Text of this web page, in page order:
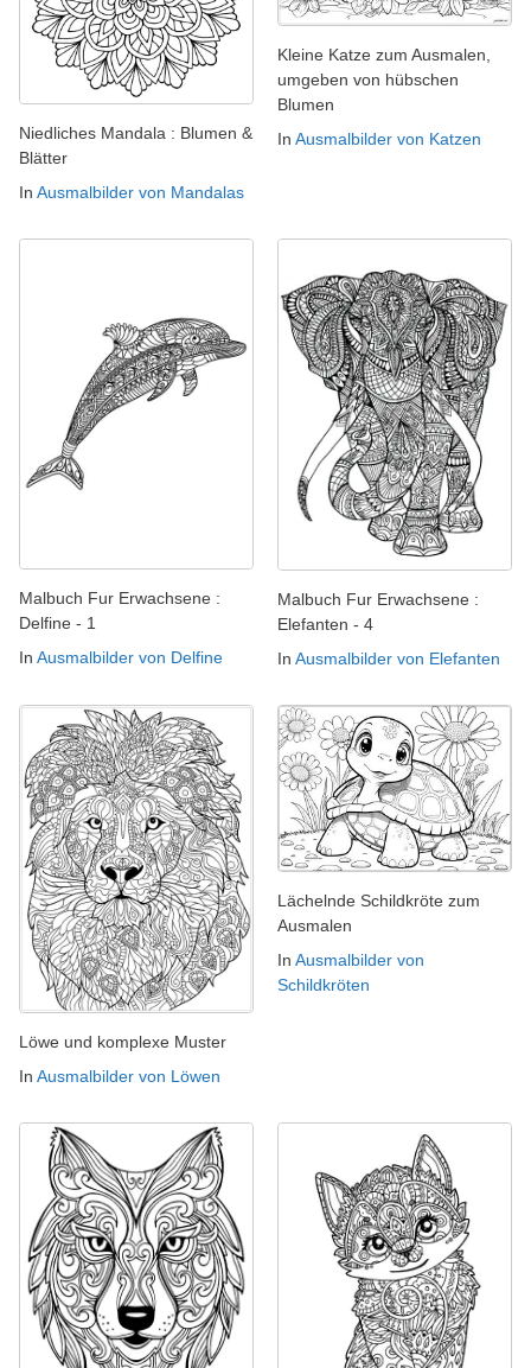
Niedliches Mandala : Blumen &
Blätter
In Ausmalbilder von Mandalas
Kleine Katze zum Ausmalen,
umgeben von hübschen
Blumen
In Ausmalbilder von Katzen
Malbuch Fur Erwachsene :
Delfine - 1
In Ausmalbilder von Delfine
Malbuch Fur Erwachsene :
Elefanten - 4
In Ausmalbilder von Elefanten
Löwe und komplexe Muster
In Ausmalbilder von Löwen
Lächelnde Schildkröte zum
Ausmalen
In Ausmalbilder von
Schildkröten